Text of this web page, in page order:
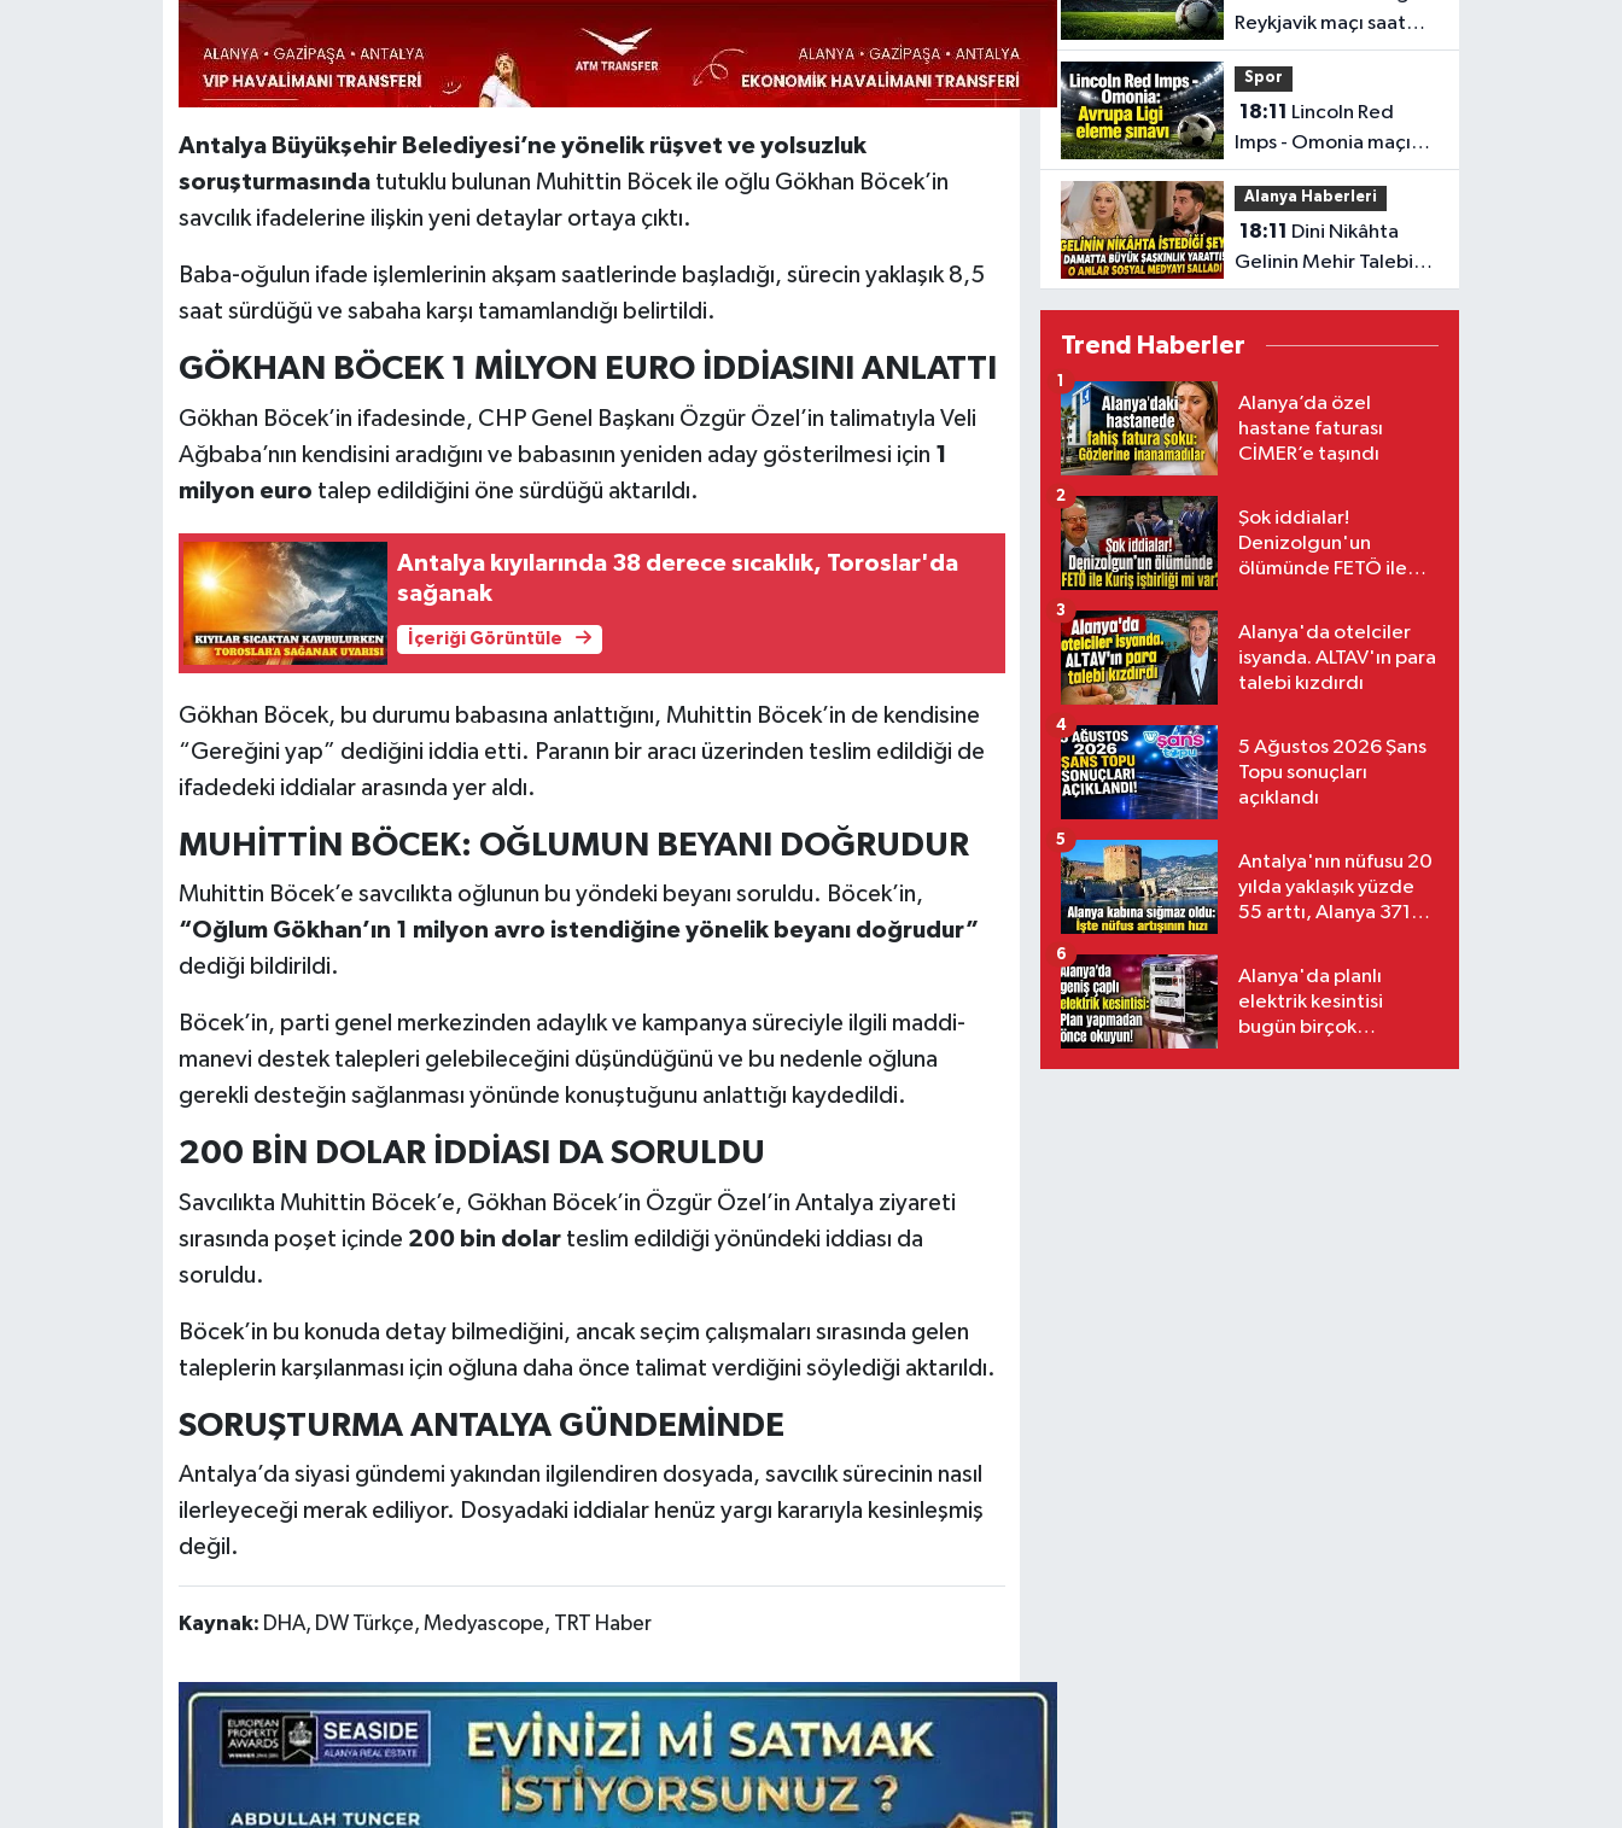
Antalya Büyükşehir Belediyesi’ne yönelik rüşvet ve yolsuzluk
soruşturmasındatutuklu bulunan Muhittin Böcek ile oğlu Gökhan Böcek’in
savcılık ifadelerine ilişkin yeni detaylar ortaya çıktı.
Baba-oğulun ifade işlemlerinin akşam saatlerinde başladığı, sürecin yaklaşık 8,5
saat sürdüğü ve sabaha karşı tamamlandığı belirtildi.
GÖKHAN BÖCEK 1 MİLYON EURO İDDİASINI ANLATTI
Gökhan Böcek’in ifadesinde, CHP Genel Başkanı Özgür Özel’in talimatıyla Veli
Ağbaba’nın kendisini aradığını ve babasının yeniden aday gösterilmesi için 1
milyon euro talep edildiğini öne sürdüğü aktarıldı.
Antalya kıyılarında 38 derece sıcaklık, Toroslar'da
sağanak
İçeriği Görüntüle
Gökhan Böcek, bu durumu babasına anlattığını, Muhittin Böcek’in de kendisine
“Gereğini yap” dediğini iddia etti. Paranın bir aracı üzerinden teslim edildiği de
ifadedeki iddialar arasında yer aldı.
MUHİTTİN BÖCEK: OĞLUMUN BEYANI DOĞRUDUR
Muhittin Böcek’e savcılıkta oğlunun bu yöndeki beyanı soruldu. Böcek’in,
“Oğlum Gökhan’ın 1 milyon avro istendiğine yönelik beyanı doğrudur”
dediği bildirildi.
Böcek’in, parti genel merkezinden adaylık ve kampanya süreciyle ilgili maddi-
manevi destek talepleri gelebileceğini düşündüğünü ve bu nedenle oğluna
gerekli desteğin sağlanması yönünde konuştuğunu anlattığı kaydedildi.
200 BİN DOLAR İDDİASI DA SORULDU
Savcılıkta Muhittin Böcek’e, Gökhan Böcek’in Özgür Özel’in Antalya ziyareti
sırasında poşet içinde 200 bin dolarteslim edildiği yönündeki iddiası da
soruldu.
Böcek’in bu konuda detay bilmediğini, ancak seçim çalışmaları sırasında gelen
taleplerin karşılanması için oğluna daha önce talimat verdiğini söylediği aktarıldı.
SORUŞTURMA ANTALYA GÜNDEMİNDE
Antalya’da siyasi gündemi yakından ilgilendiren dosyada, savcılık sürecinin nasıl
ilerleyeceği merak ediliyor. Dosyadaki iddialar henüz yargı kararıyla kesinleşmiş
değil.
Kaynak: DHA, DW Türkçe, Medyascope, TRT Haber
Reykjavik maçı saat
kaçta, hangi kanalda?
Spor
18:11
Imps - Omonia maçı
saat kaçta, hangi
kanalda?
Alanya Haberleri
18:11
Gelinin Mehir Talebi
yürekleri ağıza getirdi
Trend Haberler
Alanya’da özel
hastane faturası
CİMER’e taşındı
1
Şok iddialar!
Denizolgun'un
ölümünde FETÖ ile
2
Alanya'da otelciler
isyanda. ALTAV'ın para
talebi kızdırdı
3
5 Ağustos 2026 Şans
Topu sonuçları
açıklandı
4
Antalya'nın nüfusu 20
yılda yaklaşık yüzde
55 arttı, Alanya 371
5
Alanya'da planlı
elektrik kesintisi
bugün birçok
6